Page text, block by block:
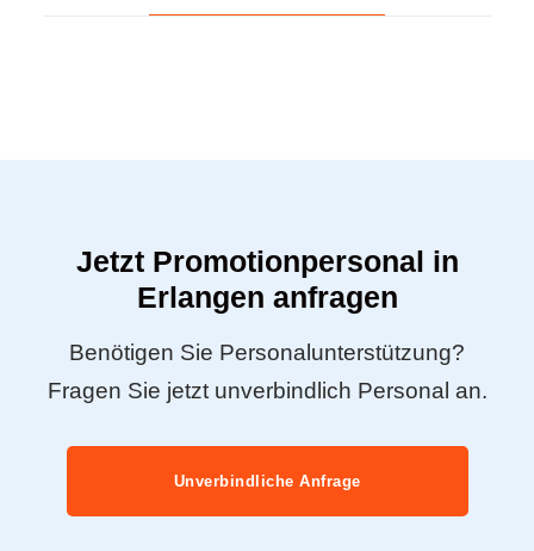
Jetzt Promotionpersonal in
Erlangen anfragen
Benötigen Sie Personalunterstützung?
Fragen Sie jetzt unverbindlich Personal an.
Unverbindliche Anfrage